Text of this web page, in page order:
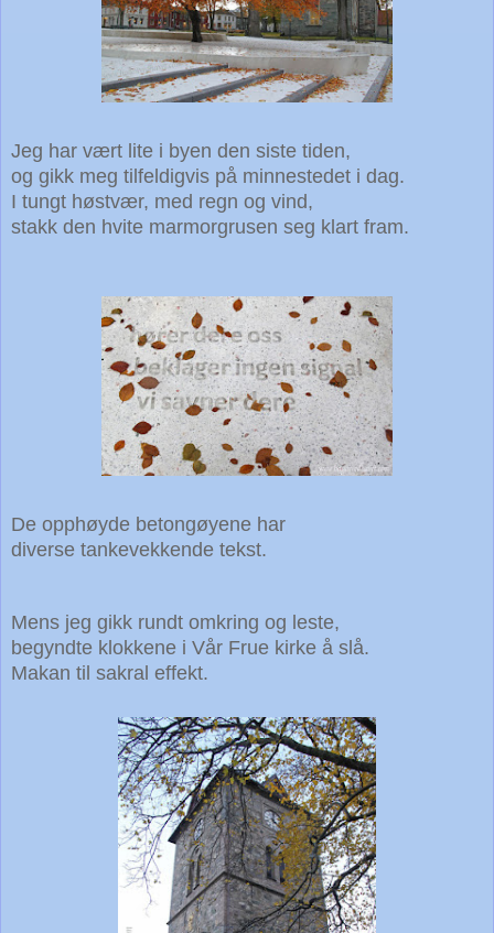
Jeg har vært lite i byen den siste tiden,
og gikk meg tilfeldigvis på minnestedet i dag.
I tungt høstvær, med regn og vind,
stakk den hvite marmorgrusen seg klart fram.
De opphøyde betongøyene har
diverse tankevekkende tekst.
Mens jeg gikk rundt omkring og leste,
begyndte klokkene i Vår Frue kirke å slå.
Makan til sakral effekt.